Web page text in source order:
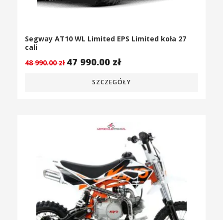
Segway AT10 WL Limited EPS Limited koła 27
cali
48 990.00zł 47 990.00 zł
SZCZEGÓŁY